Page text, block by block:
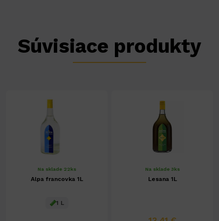
Súvisiace produkty
Na sklade 22ks
Alpa francovka 1L
1 L
Na sklade 3ks
Lesana 1L